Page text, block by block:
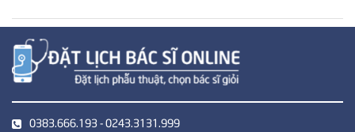
0383.666.193 - 0243.3131.999